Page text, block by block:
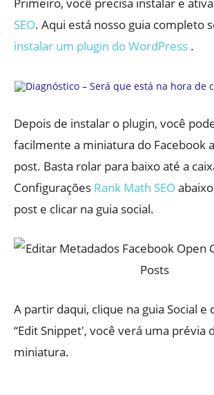
SEO. Aqui está nosso guia completo
instalar um plugin do WordPress .
Depois de instalar o plugin, você
facilmente a miniatura do Facebook
post. Basta rolar para baixo até a
Configurações Rank Math SEO
post e clicar na guia social.
A partir daqui, clique na guia Social e
“Edit Snippet', você verá uma prévia
miniatura.